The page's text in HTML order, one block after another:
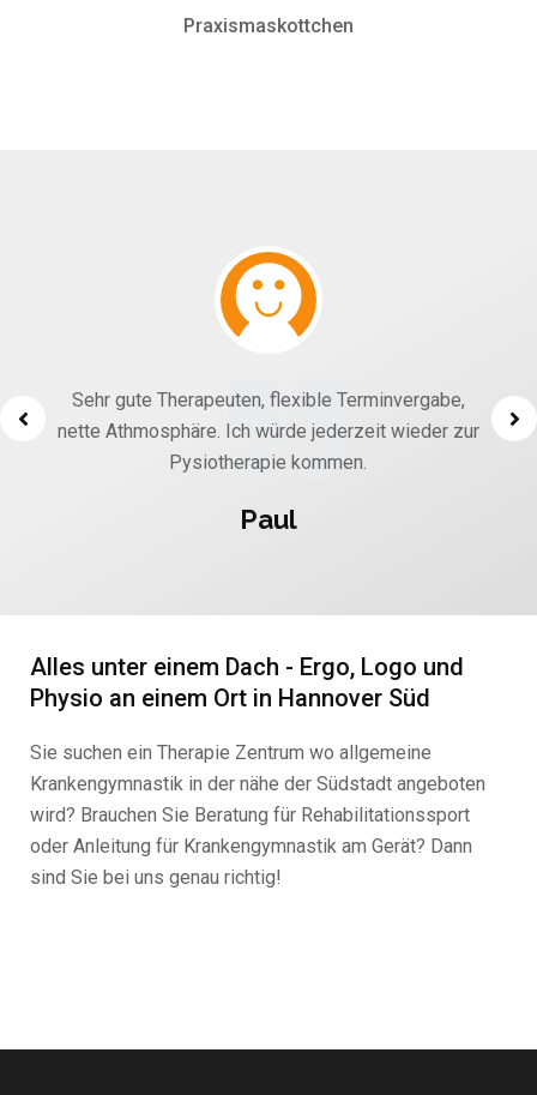
Praxismaskottchen
Ein supernettes Praxisteam und eine warme
Atmosphäre. Besonders die liebevolle Gestaltung
der Räume und freundlichen Therapeuten finde ich
Alles unter einem Dach - Ergo, Logo und
Physio an einem Ort in Hannover Süd
Sie suchen ein Therapie Zentrum wo allgemeine
Krankengymnastik in der nähe der Südstadt angeboten
wird? Brauchen Sie Beratung für Rehabilitationssport
oder Anleitung für Krankengymnastik am Gerät? Dann
sind Sie bei uns genau richtig!